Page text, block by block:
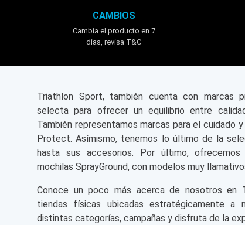
CAMBIOS
Cambia el producto en 7
días, revisa T&C
Triathlon Sport, también cuenta con marcas
selecta para ofrecer un equilibrio entre
También representamos marcas para el cuidado
Protect. Asímismo, tenemos lo último de la
hasta sus accesorios. Por último,
mochilas SprayGround, con modelos muy
Conoce un poco más acerca de nosotros en
tiendas físicas ubicadas estratégicamente a
distintas categorías, campañas y disfruta de la